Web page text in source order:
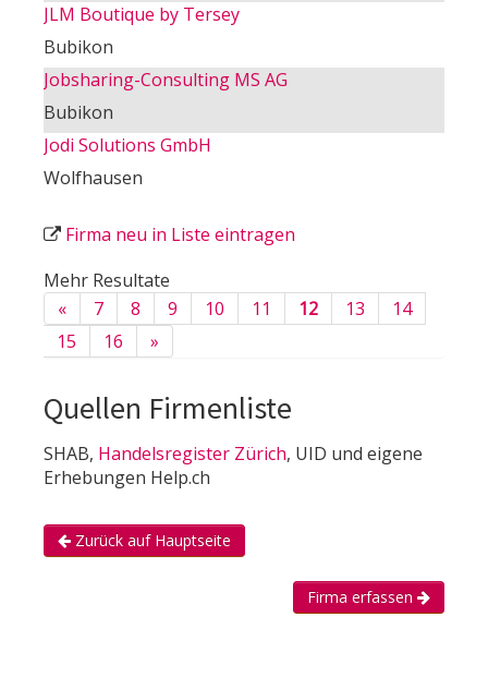
JLM Boutique by Tersey
Bubikon
Jobsharing-Consulting MS AG
Bubikon
Jodi Solutions GmbH
Wolfhausen
Firma neu in Liste eintragen
Mehr Resultate
«
7 8 9 10 11 12 13
14
15
16 »
Quellen Firmenliste
SHAB, Handelsregister Zürich, UID und eigene
Erhebungen Help.ch
Zurück auf Hauptseite
Firma erfassen